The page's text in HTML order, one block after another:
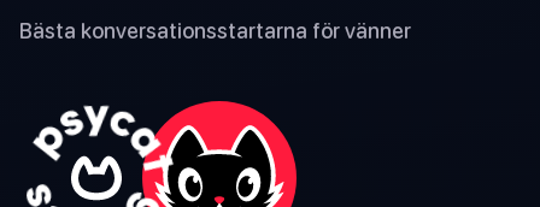
Bästa konversationsstartarna för vänner